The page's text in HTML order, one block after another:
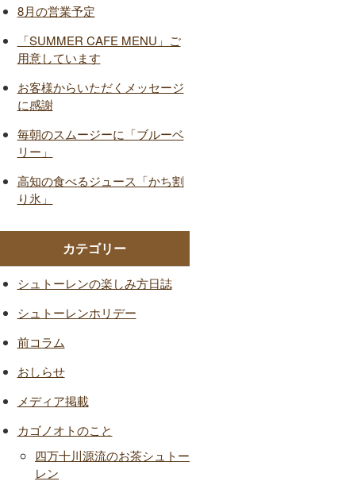
8月の営業予定
「SUMMER CAFE MENU」ご
用意しています
お客様からいただくメッセージ
に感謝
毎朝のスムージーに「ブルーベ
リー」
高知の食べるジュース「かち割
り氷」
カテゴリー
シュトーレンの楽しみ方日誌
シュトーレンホリデー
前コラム
おしらせ
メディア掲載
カゴノオトのこと
四万十川源流のお茶シュトー
レン